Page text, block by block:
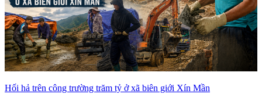
Hối hả trên công trường trăm tỷ ở xã biên giới Xín Mần